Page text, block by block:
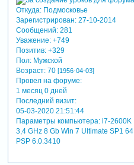
Откуда:Подмосковье
Зарегистрирован: 27-10-2014
Сообщений:281
Уважение: +749
Позитив: +329
Пол:Мужской
Возраст:70 [1956-04-03]
Провел на форуме:
1 месяц 0 дней
Последний визит:
05-03-2020 21:51:44
Параметры компьютера:i7-2600K
3,4 GHz 8 Gb Win 7 Ultimate SP1 64
PSP 6.0.3410